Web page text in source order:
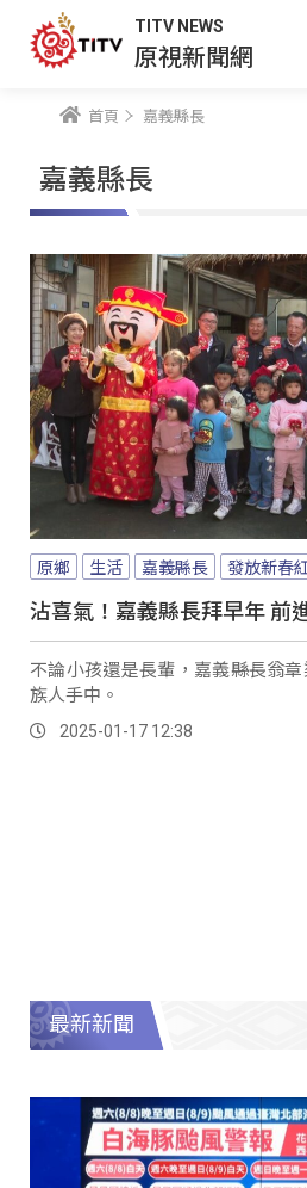
TITV NEWS
原視新聞網
首頁 嘉義縣長
嘉義縣長
原鄉 生活 嘉義縣長 發放新春
沾喜氣！嘉義縣長拜早年 前
不論小孩還是長輩，嘉義縣長翁
族人手中。
2025-01-17 12:38
最新新聞